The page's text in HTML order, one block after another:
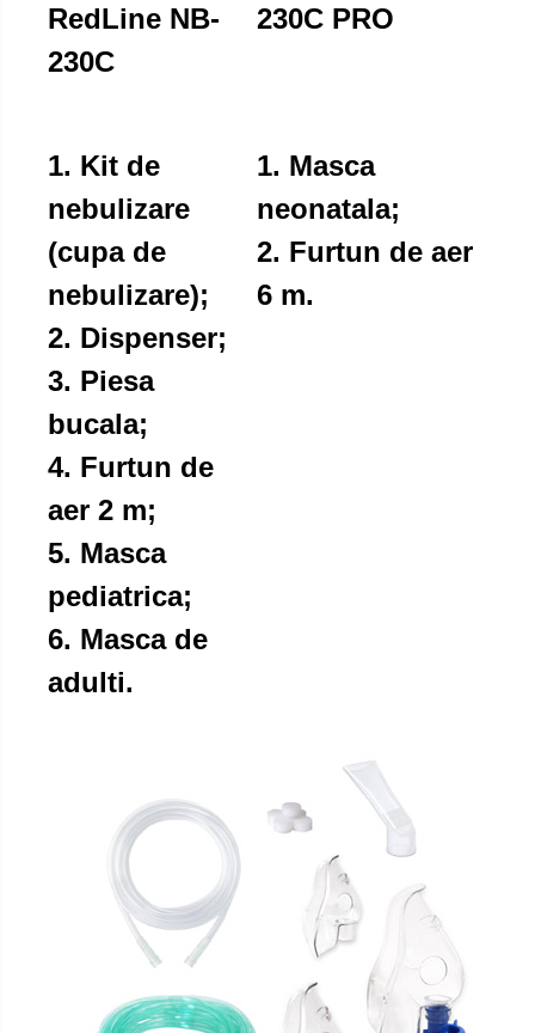
RedLine NB-
230C
230C PRO
1. Kit de
nebulizare
(cupa de
nebulizare);
2. Dispenser;
3. Piesa
bucala;
4. Furtun de
aer 2 m;
5. Masca
pediatrica;
6. Masca de
adulti.
1. Masca
neonatala;
2. Furtun de aer
6 m.